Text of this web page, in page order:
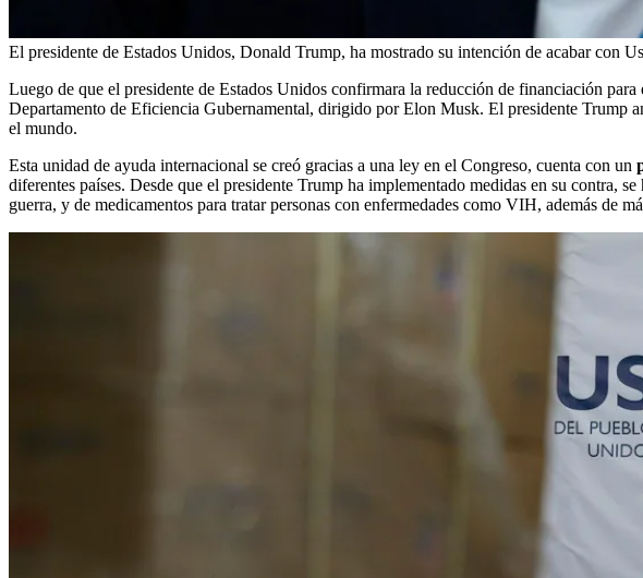
El presidente de Estados Unidos, Donald Trump, ha mostrado su intención de acabar con
Luego de que el presidente de Estados Unidos confirmara la reducción de financiación
Departamento de Eficiencia Gubernamental, dirigido por Elon Musk. El presidente Trump
el mundo.
Esta unidad de ayuda internacional se creó gracias a una ley en el Congreso, cuenta con un
diferentes países. Desde que el presidente Trump ha implementado medidas en su contra,
guerra, y de medicamentos para tratar personas con enfermedades como VIH, además de